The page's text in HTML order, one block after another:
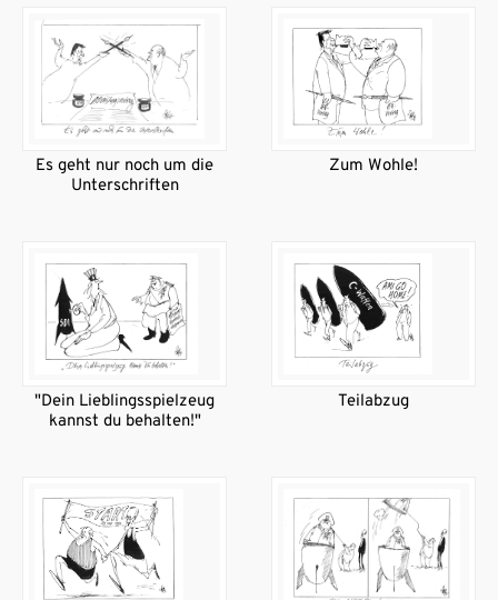
Es geht nur noch um die
Unterschriften
Zum Wohle!
"Dein Lieblingsspielzeug
kannst du behalten!"
Teilabzug